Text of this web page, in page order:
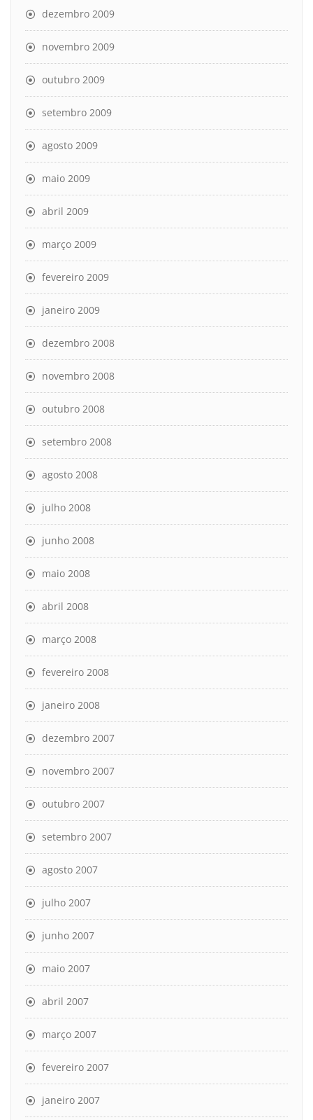
dezembro 2009
novembro 2009
outubro 2009
setembro 2009
agosto 2009
maio 2009
abril 2009
março 2009
fevereiro 2009
janeiro 2009
dezembro 2008
novembro 2008
outubro 2008
setembro 2008
agosto 2008
julho 2008
junho 2008
maio 2008
abril 2008
março 2008
fevereiro 2008
janeiro 2008
dezembro 2007
novembro 2007
outubro 2007
setembro 2007
agosto 2007
julho 2007
junho 2007
maio 2007
abril 2007
março 2007
fevereiro 2007
janeiro 2007